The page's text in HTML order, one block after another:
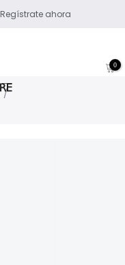
Regístrate ahora
0
/